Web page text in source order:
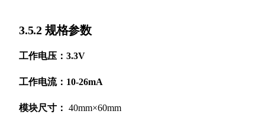
3.5.2 规格参数
工作电压：3.3V
工作电流：10-26mA
模块尺寸： 40mm×60mm